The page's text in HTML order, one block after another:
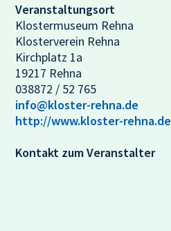
Veranstaltungsort
Klostermuseum Rehna
Klosterverein Rehna
Kirchplatz 1a
19217 Rehna
038872 / 52 765
info@kloster-rehna.de
http://www.kloster-rehna.de
Kontakt zum Veranstalter